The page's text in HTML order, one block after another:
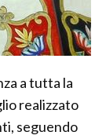
a tutta la
realizzato
seguendo